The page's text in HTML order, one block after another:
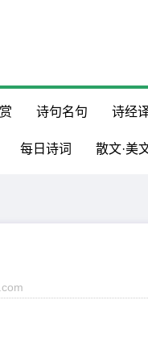
诗句名句 诗经
每日诗词 散文·美